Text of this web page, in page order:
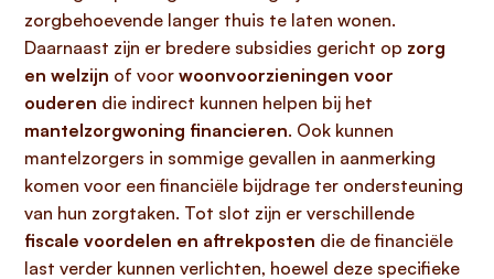
zorgbehoevende langer thuis te laten wonen.
Daarnaast zijn er bredere subsidies gericht op zorg
en welzijn of voor woonvoorzieningen voor
ouderen die indirect kunnen helpen bij het
mantelzorgwoning financieren. Ook kunnen
mantelzorgers in sommige gevallen in aanmerking
komen voor een financiële bijdrage ter ondersteuning
van hun zorgtaken. Tot slot zijn er verschillende
fiscale voordelen en aftrekposten die de financiële
last verder kunnen verlichten, hoewel deze specifieke